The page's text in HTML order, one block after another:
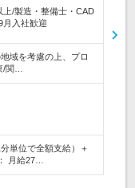
上/製造・整備士・CAD
入社歓迎
域を考慮の上、プロ
/関…
単位で全額支給）＋
月給27…